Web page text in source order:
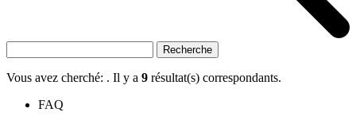
Recherche
Vous avez cherché: . Il y a 9 résultat(s) correspondants.
FAQ